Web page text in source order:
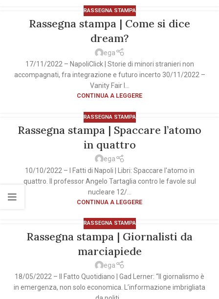
RASSEGNA STAMPA
Rassegna stampa | Come si dice
dream?
ega
17/11/2022 – NapoliClick | Storie di minori stranieri non
accompagnati, fra integrazione e futuro incerto 30/11/2022 –
Vanity Fair I...
CONTINUA A LEGGERE
RASSEGNA STAMPA
Rassegna stampa | Spaccare l’atomo
in quattro
ega
10/10/2022 – I Fatti di Napoli | Libri: Spaccare l'atomo in
quattro. Il professor Angelo Tartaglia contro le favole sul
nucleare 12/...
CONTINUA A LEGGERE
RASSEGNA STAMPA
Rassegna stampa | Giornalisti da
marciapiede
ega
18/05/2022 – Il Fatto Quotidiano | Gad Lerner: “Il giornalismo è
in emergenza, non solo economica. L’informazione imbrigliata